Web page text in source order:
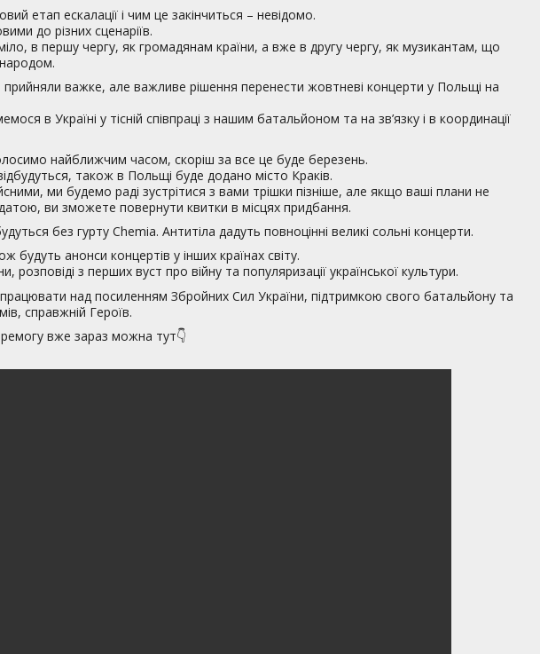
етап ескалації і чим це закінчиться – невідомо.
до різних сценаріїв.
в першу чергу, як громадянам країни, а вже в другу чергу, як музикантам, що
прийняли важке, але важливе рішення перенести жовтневі концерти у Польщі на
в Україні у тісній співпраці з нашим батальйоном та на зв’язку і в координації
найближчим часом, скоріш за все це буде березень.
також в Польщі буде додано місто Краків.
ми будемо раді зустрітися з вами трішки пізніше, але якщо ваші плани не
ви зможете повернути квитки в місцях придбання.
без гурту Chemia. Антитіла дадуть повноцінні великі сольні концерти.
анонси концертів у інших країнах світу.
розповіді з перших вуст про війну та популяризації української культури.
над посиленням Збройних Сил України, підтримкою свого батальйону та
справжній Героїв.
вже зараз можна тут👇